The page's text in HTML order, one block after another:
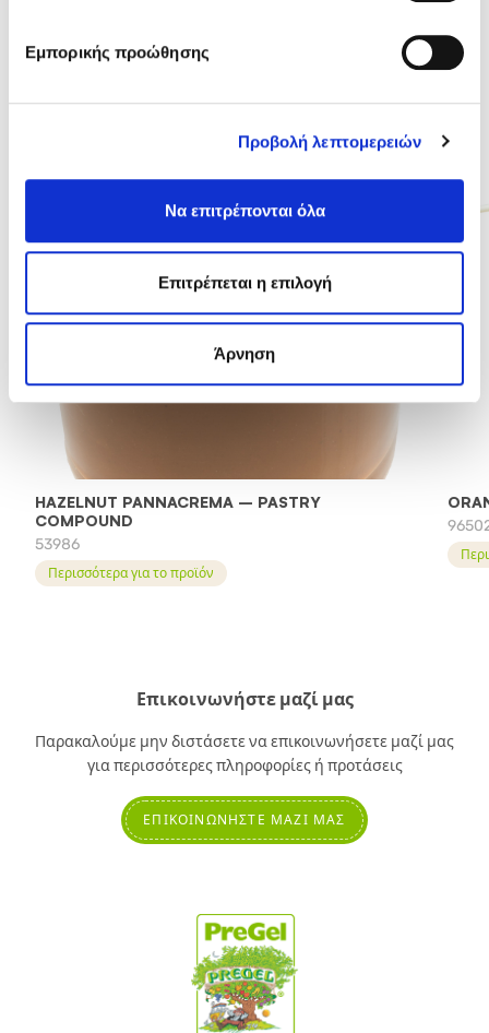
Εμπορικής προώθησης
Προβολή λεπτομερειών
Να επιτρέπονται όλα
Επιτρέπεται η επιλογή
Άρνηση
HAZELNUT PANNACREMA – PASTRY
COMPOUND
53986
Περισσότερα για το προϊόν
Επικοινωνήστε μαζί μας
Παρακαλούμε μην διστάσετε να επικοινωνήσετε μαζί μας
για περισσότερες πληροφορίες ή προτάσεις
ΕΠΙΚΟΙΝΩΝΉΣΤΕ ΜΑΖΊ ΜΑΣ